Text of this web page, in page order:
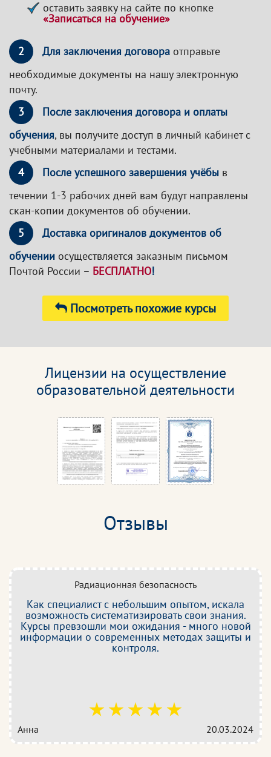
оставить заявку на сайте по кнопке
«Записаться на обучение»
2 Для заключения договора отправьте
необходимые документы на нашу электронную
почту.
3
После заключения договора и оплаты
обучения, вы получите доступ в личный кабинет с
учебными материалами и тестами.
4
После успешного завершения учёбы в
течении 1-3 рабочих дней вам будут направлены
скан-копии документов об обучении.
5
Доставка оригиналов документов об
обучении осуществляется заказным письмом
Почтой России – БЕСПЛАТНО!
Посмотреть похожие курсы
Лицензии на осуществление
образовательной деятельности
Отзывы
Радиационная безопасность
Как специалист с небольшим опытом, искала
возможность систематизировать свои знания.
Курсы превзошли мои ожидания - много новой
информации о современных методах защиты и
контроля.
Анна 20.03.2024